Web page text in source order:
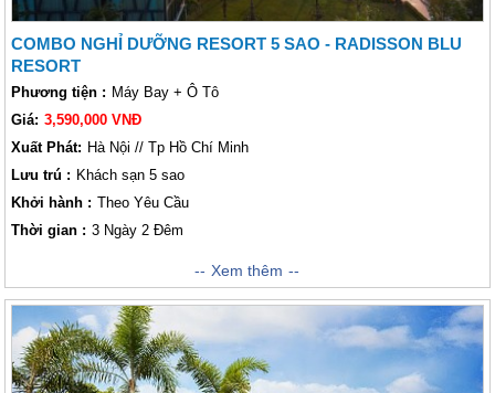
COMBO NGHỈ DƯỠNG RESORT 5 SAO - RADISSON BLU
RESORT
Phương tiện : Máy Bay + Ô Tô
Giá: 3,590,000 VNĐ
Xuất Phát: Hà Nội // Tp Hồ Chí Minh
Lưu trú : Khách sạn 5 sao
Khởi hành : Theo Yêu Cầu
Thời gian : 3 Ngày 2 Đêm
có khu vực bãi biển riêng, sòng bạc và trung tâm
lặn. Công viên nước, khu thiên nhiên hoang dã và sân golf cách resort
chưa đến 5 phút. Bao quanh resort là khu vườn nhiệt đới cũng như sân
hiên
Xem thêm